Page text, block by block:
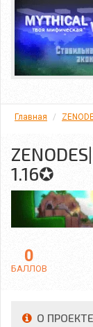
Главная
1.16✪
0
БАЛЛОВ
О ПРОЕКТЕ